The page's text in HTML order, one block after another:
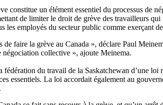
un élément essentiel du processus de
de limiter le droit de grève des travailleurs
les employés du secteur public comme exerçant
faire la grève au Canada », déclare Paul
négociation collective », ajoute Meinema.
du travail de la Saskatchewan d’une
essentiels. La loi accordait également au